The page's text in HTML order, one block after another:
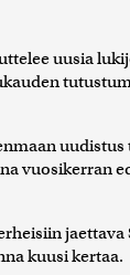
uusia
vuosikerran
jaettava
kuusi kertaa.